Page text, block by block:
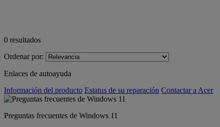
0 resultados
Ordenar por:
Enlaces de autoayuda
Información del producto Estatus de su reparación Contactar a Acer
Preguntas frecuentes de Windows 11